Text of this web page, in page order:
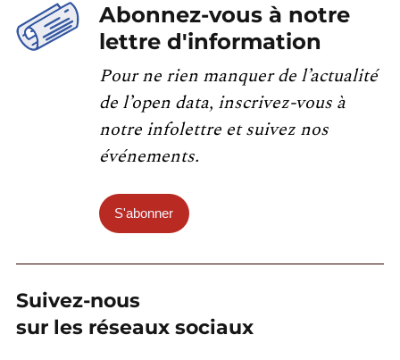
Abonnez-vous à notre
lettre d'information
Pour ne rien manquer de l’actualité
de l’open data, inscrivez-vous à
notre infolettre et suivez nos
événements.
S'abonner
Suivez-nous
sur les réseaux sociaux